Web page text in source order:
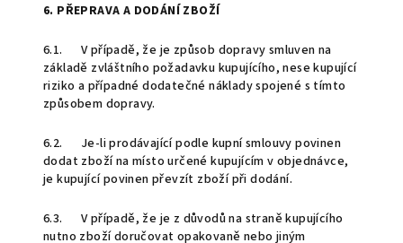
6. PŘEPRAVA A DODÁNÍ ZBOŽÍ
6.1. V případě, že je způsob dopravy smluven na
základě zvláštního požadavku kupujícího, nese kupující
riziko a případné dodatečné náklady spojené s tímto
způsobem dopravy.
6.2. Je-li prodávající podle kupní smlouvy povinen
dodat zboží na místo určené kupujícím v objednávce,
je kupující povinen převzít zboží při dodání.
6.3. V případě, že je z důvodů na straně kupujícího
nutno zboží doručovat opakovaně nebo jiným